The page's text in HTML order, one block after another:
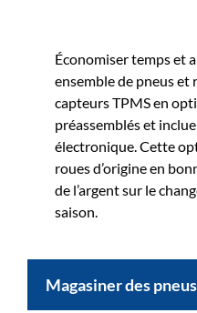
Économiser temps et
ensemble de pneus et
capteurs TPMS en
préassemblés et
électronique. Cette
roues d’origine en
de l’argent sur le
saison.
Magasiner des pneus